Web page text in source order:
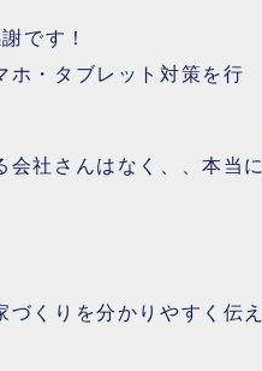
です！
ホ・タブレット対策を行
社さんはなく、、本当に
くりを分かりやすく伝え